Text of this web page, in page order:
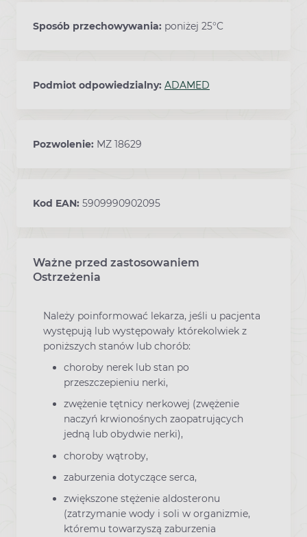
Sposób przechowywania: poniżej 25°C
Podmiot odpowiedzialny: ADAMED
Pozwolenie: MZ 18629
Kod EAN: 5909990902095
Ważne przed zastosowaniem
Ostrzeżenia
Należy poinformować lekarza, jeśli u pacjenta
występują lub występowały którekolwiek z
poniższych stanów lub chorób:
choroby nerek lub stan po
przeszczepieniu nerki,
zwężenie tętnicy nerkowej (zwężenie
naczyń krwionośnych zaopatrujących
jedną lub obydwie nerki),
choroby wątroby,
zaburzenia dotyczące serca,
zwiększone stężenie aldosteronu
(zatrzymanie wody i soli w organizmie,
któremu towarzyszą zaburzenia